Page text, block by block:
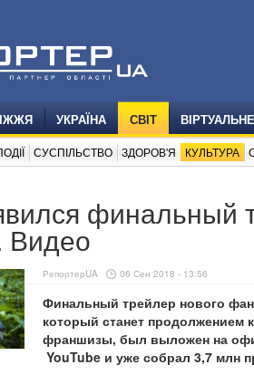
УКРАЇНА СВІТ
СУСПІЛЬСТВО ЗДОРОВ'Я КУЛЬТУРА
финальный
Видео
РепортерUA 06 Сен 2018 - 13:56
Финальный трейлер нового
который станет продолжением
франшизы, был выложен на
YouTube и уже собрал 3,7 млн